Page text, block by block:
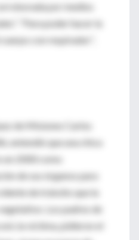
por medios
“Para poder hacer la
con respirador”,
de Misiones Carlos
entendió que una chica
en 2000 como
de sus órganos para
de tránsito que la
Los padres de
la víctima, pidieron el